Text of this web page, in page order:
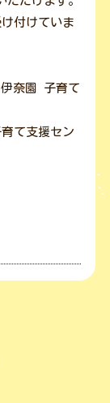
付けていま
伊奈園 子育て
て支援セン